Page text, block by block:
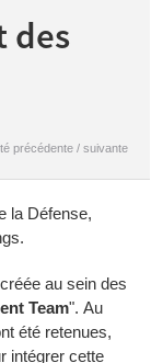
des
précédente / suivante
la Défense,
au sein des
Team". Au
été retenues,
intégrer cette